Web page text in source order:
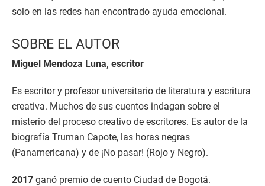
solo en las redes han encontrado ayuda emocional.
SOBRE EL AUTOR
Miguel Mendoza Luna, escritor
Es escritor y profesor universitario de literatura y escritura
creativa. Muchos de sus cuentos indagan sobre el
misterio del proceso creativo de escritores. Es autor de la
biografía Truman Capote, las horas negras
(Panamericana) y de ¡No pasar! (Rojo y Negro).
2017 ganó premio de cuento Ciudad de Bogotá.